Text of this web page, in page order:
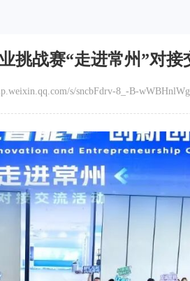
挑战赛“走进常州”对
s/sncbFdrv-8_-B-wWBHnlWg